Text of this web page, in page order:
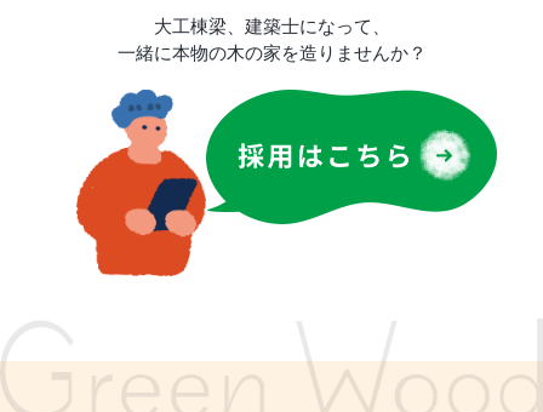
大工棟梁、建築士になって、
一緒に本物の木の家を造りませんか？